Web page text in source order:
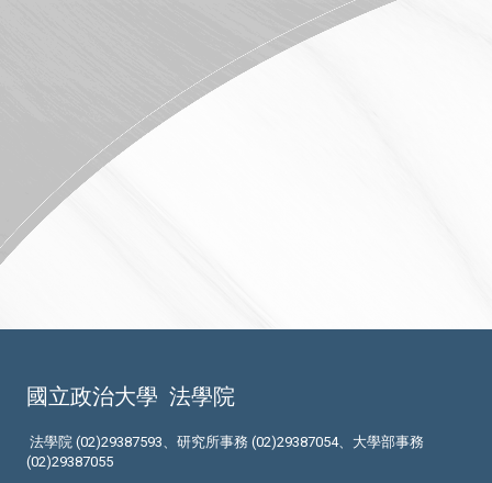
國立政治大學 法學院
法學院 (02)29387593、研究所事務 (02)29387054、大學部事務
(02)29387055